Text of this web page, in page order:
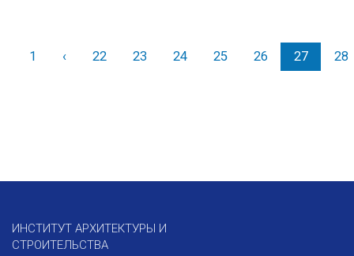
1 ‹Назад
22 23 24 25 26 27 28
ИНСТИТУТ АРХИТЕКТУРЫ И
СТРОИТЕЛЬСТВА